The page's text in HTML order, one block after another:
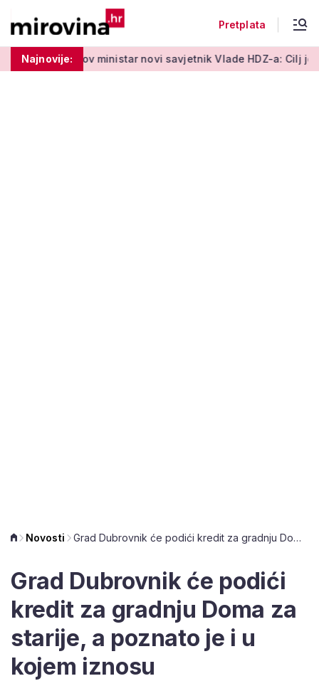
Pretplata
Najnovije:
ministar novi savjetnik Vlade HDZ-a: Cilj je zaštita
Novosti Grad Dubrovnik će podići kredit za gradnju Doma za starije, a poznato je i u kojem iznosu
Grad Dubrovnik će podići
kredit za gradnju Doma za
starije, a poznato je i u
kojem iznosu